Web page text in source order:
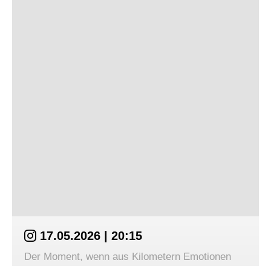
17.05.2026 | 20:15
Der Moment, wenn aus Kilometern Emotionen